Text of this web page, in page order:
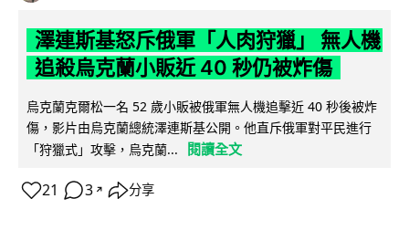
澤連斯基怒斥俄軍「人肉狩獵」 無人機
追殺烏克蘭小販近 40 秒仍被炸傷
烏克蘭克爾松一名 52 歲小販被俄軍無人機追擊近 40 秒後被炸
傷，影片由烏克蘭總統澤連斯基公開。他直斥俄軍對平民進行
「狩獵式」攻擊，烏克蘭...
閱讀全文
21 3 ↗ 分享